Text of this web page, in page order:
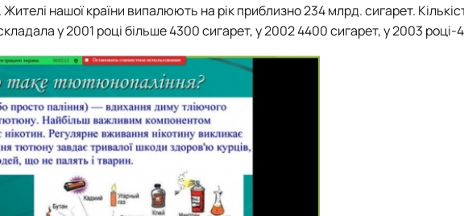
Жителі нашої країни випалюють на рік приблизно 234 млрд. сигарет.
у 2001 році більше 4300 сигарет, у 2002 4400 сигарет, у 2003 році-